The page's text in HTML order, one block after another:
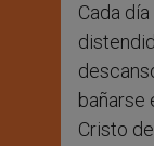
Cada
bañarse
Cristo